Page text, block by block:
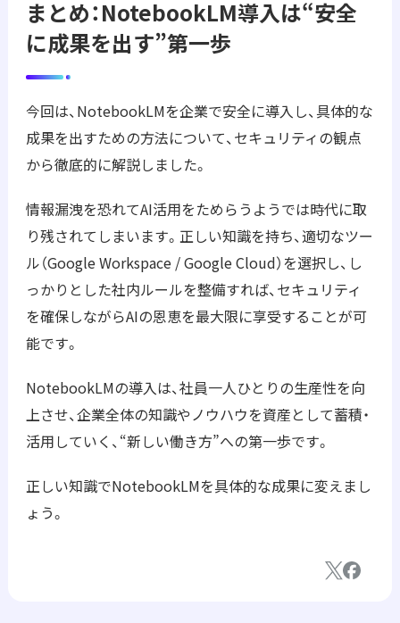
まとめ：NotebookLM導入は“安全
に成果を出す”第一歩
今回は、NotebookLMを企業で安全に導入し、具体的な
成果を出すための方法について、セキュリティの観点
から徹底的に解説しました。
情報漏洩を恐れてAI活用をためらうようでは時代に取
り残されてしまいます。正しい知識を持ち、適切なツー
ル（Google Workspace / Google Cloud）を選択し、し
っかりとした社内ルールを整備すれば、セキュリティ
を確保しながらAIの恩恵を最大限に享受することが可
能です。
NotebookLMの導入は、社員一人ひとりの生産性を向
上させ、企業全体の知識やノウハウを資産として蓄積・
活用していく、“新しい働き方”への第一歩です。
正しい知識でNotebookLMを具体的な成果に変えまし
ょう。